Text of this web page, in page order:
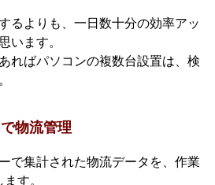
るよりも、一日数十分の効率アッ
います。
ればパソコンの複数台設置は、検
物流管理
で集計された物流データを、作業
す。